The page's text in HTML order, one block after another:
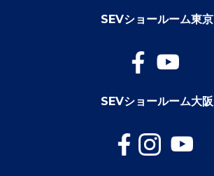
SEVショールーム東京
SEVショールーム大阪